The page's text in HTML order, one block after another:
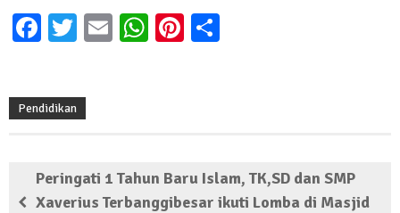
Facebook
Twitter
EmailWhatsApp
Pinterest
Pendidikan
Peringati 1 Tahun Baru Islam, TK,SD dan SMP
Xaverius Terbanggibesar ikuti Lomba di Masjid